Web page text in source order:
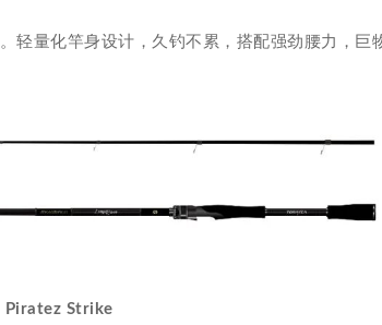
。轻量化竿身设计，久钓不累，搭配强劲腰力，巨
Piratez Strike